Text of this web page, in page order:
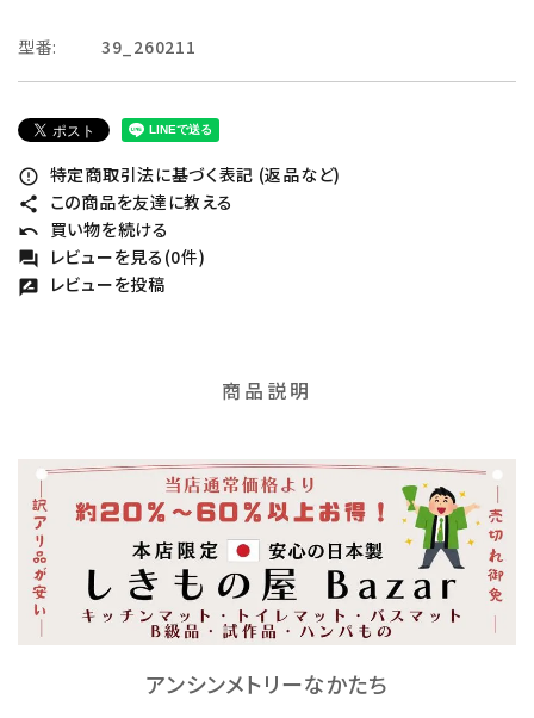
型番: 39_260211
error_outline 特定商取引法に基づく表記 (返品など)
share この商品を友達に教える
undo 買い物を続ける
forum レビューを見る(0件)
rate_review レビューを投稿
商品説明
アンシンメトリーなかたち